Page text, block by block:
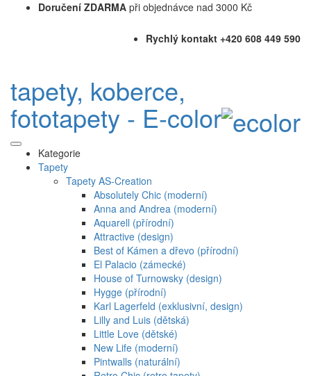
Doručení ZDARMA při objednávce nad 3000 Kč
Rychlý kontakt +420 608 449 590
tapety, koberce,
fototapety - E-color
Kategorie
Tapety
Tapety AS-Creation
Absolutely Chic (moderní)
Anna and Andrea (moderní)
Aquarell (přírodní)
Attractive (design)
Best of Kámen a dřevo (přírodní)
El Palacio (zámecké)
House of Turnowsky (design)
Hygge (přírodní)
Karl Lagerfeld (exklusivní, design)
Lilly and Luis (dětská)
Little Love (dětské)
New Life (moderní)
Pintwalls (naturální)